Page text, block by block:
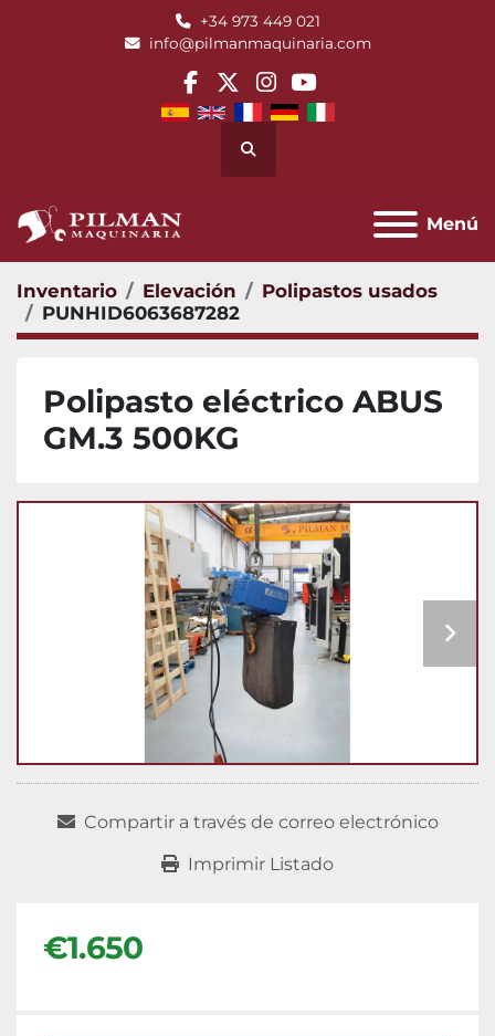
+34 973 449 021
info@pilmanmaquinaria.com
facebook
twitterinstagram
youtube
Buscar
Menú
Inventario Elevación
Polipastos usados
PUNHID6063687282
Polipasto eléctrico ABUS
GM.3 500KG
Compartir a través de correo electrónico
Imprimir Listado
€1.650